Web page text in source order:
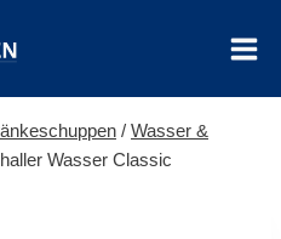
/ Wasser &
Wasser Classic